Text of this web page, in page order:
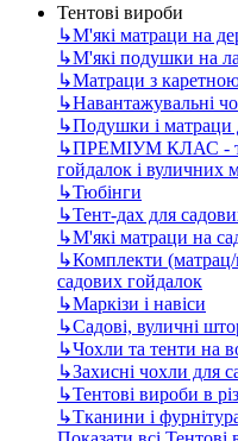
Тентові вироби
↳М'які матраци на
↳М'які подушки на
↳Матраци з
↳Навантажувальні
↳Подушки і матраци
↳ПРЕМІУМ КЛАС -
гойдалок і вуличних
↳Тюбінги
↳Тент-дах для
↳М'які матраци на
↳Комплекти
садових гойдалок
↳Маркізи і навіси
↳Садові, вуличні
↳Чохли та тенти на
↳Захисні чохли для
↳Тентові вироби в
↳Тканини і